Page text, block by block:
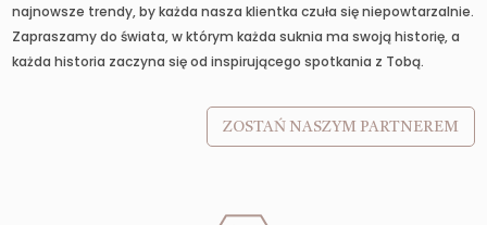
najnowsze trendy, by każda nasza klientka czuła się niepowtarzalnie.
Zapraszamy do świata, w którym każda suknia ma swoją historię, a
każda historia zaczyna się od inspirującego spotkania z Tobą.
ZOSTAŃ NASZYM PARTNEREM